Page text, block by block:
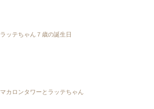
ラッテちゃん７歳の誕生日
マカロンタワーとラッテちゃん